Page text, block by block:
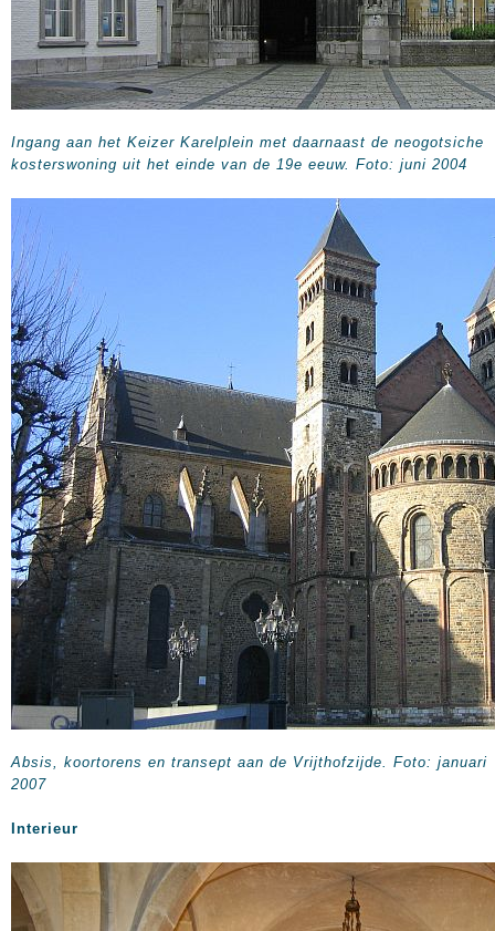
Ingang aan het Keizer Karelplein met daarnaast de neogotsiche
kosterswoning uit het einde van de 19e eeuw. Foto: juni 2004
Absis, koortorens en transept aan de Vrijthofzijde. Foto: januari
2007
Interieur